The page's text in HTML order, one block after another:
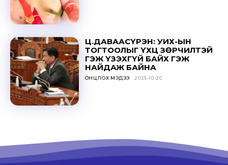
Ц.ДАВААСҮРЭН: УИХ-ЫН
ТОГТООЛЫГ ҮХЦ ЗӨРЧИЛТЭЙ
ГЭЖ ҮЗЭХГҮЙ БАЙХ ГЭЖ
НАЙДАЖ БАЙНА
ОНЦЛОХ МЭДЭЭ 2025-10-20